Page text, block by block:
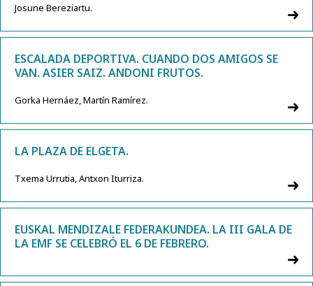
Josune Bereziartu.
ESCALADA DEPORTIVA. CUANDO DOS AMIGOS SE
VAN. ASIER SAIZ. ANDONI FRUTOS.
Gorka Hernáez, Martín Ramírez.
LA PLAZA DE ELGETA.
Txema Urrutia, Antxon Iturriza.
EUSKAL MENDIZALE FEDERAKUNDEA. LA III GALA DE
LA EMF SE CELEBRÓ EL 6 DE FEBRERO.